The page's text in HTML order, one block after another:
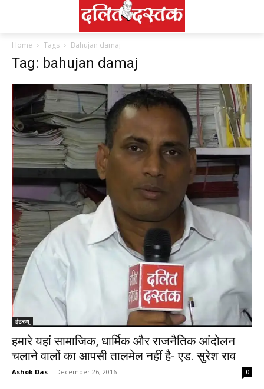
Home Tags Bahujan damaj
Tag: bahujan damaj
इंटरव्यू
हमारे यहां सामाजिक, धार्मिक और राजनैतिक आंदोलन
चलाने वालों का आपसी तालमेल नहीं है- एड. सुरेश राव
Ashok Das - December 26, 2016 0